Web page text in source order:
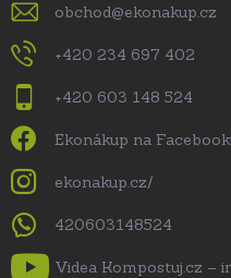
obchod@ekonakup.cz
+420 234 697 402
+420 603 148 524
Ekonákup na
ekonakup.cz/
420603148524
Videa Kompostuj.cz –